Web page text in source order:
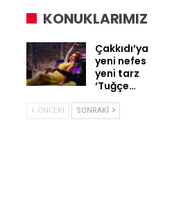
KONUKLARIMIZ
Çakkıdı’ya
yeni nefes
yeni tarz
‘Tuğçe…
ÖNCEKI SONRAKI